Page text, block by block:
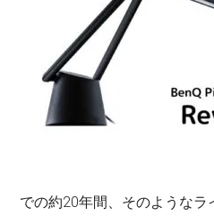
での約20年間、そのようなラ